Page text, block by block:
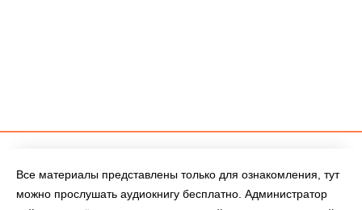
Все материалы представлены только для ознакомления, тут
можно прослушать аудиокнигу бесплатно. Администратор